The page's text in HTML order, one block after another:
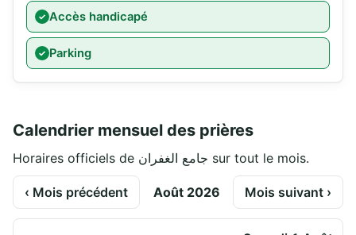
Accès handicapé
Parking
Calendrier mensuel des prières
Horaires officiels de جامع الغفران sur tout le mois.
‹ Mois précédent Août 2026 Mois suivant ›